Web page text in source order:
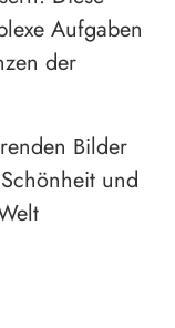
Aufgaben
der
Bilder
und